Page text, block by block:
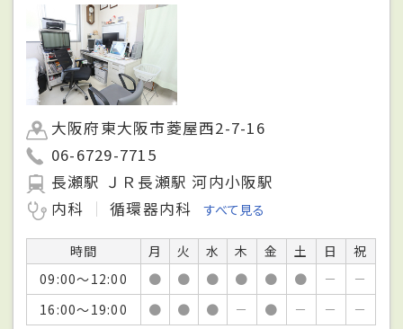
大阪府東大阪市菱屋西2-7-16
06-6729-7715
長瀬駅 ＪＲ長瀬駅 河内小阪駅
内科
循環器内科 すべて見る
時間 月 火 水 木 金 土 日
祝
09:00～12:00
● ● ● ● ● ● －
－
16:00～19:00
● ● ● － ● － － －